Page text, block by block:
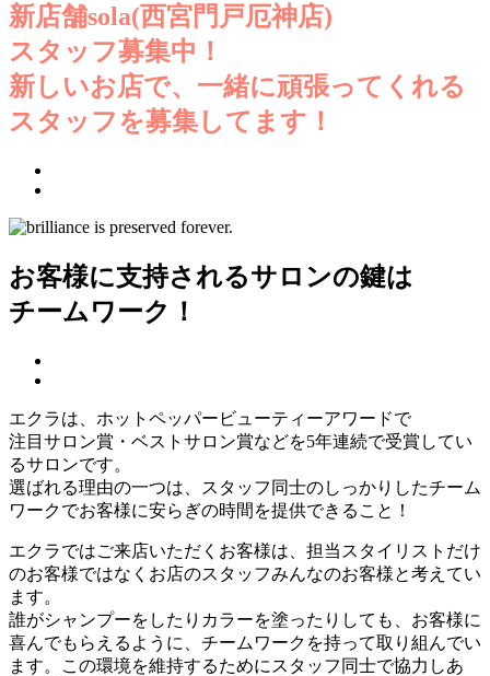
新店舗sola(西宮門戸厄神店)
スタッフ募集中！
新しいお店で、一緒に頑張ってくれる
スタッフを募集してます！
お客様に支持されるサロンの鍵は
チームワーク！
エクラは、ホットペッパービューティーアワードで
注目サロン賞・ベストサロン賞などを5年連続で受賞してい
るサロンです。
選ばれる理由の一つは、スタッフ同士のしっかりしたチーム
ワークでお客様に安らぎの時間を提供できること！
エクラではご来店いただくお客様は、担当スタイリストだけ
のお客様ではなくお店のスタッフみんなのお客様と考えてい
ます。
誰がシャンプーをしたりカラーを塗ったりしても、お客様に
喜んでもらえるように、チームワークを持って取り組んでい
ます。この環境を維持するためにスタッフ同士で協力しあ